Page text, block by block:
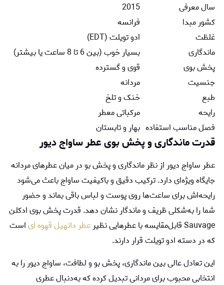
سال معرفی
2015
کشور مبدا
فرانسه
غلظت
ادو تویلت (EDT)
ماندگاری
بسیار خوب (بین 6 تا 8 ساعت یا بیشتر)
پخش بوی
قوی و گسترده
جنسیت
مردانه
طبع
خنک و تلخ
رایحه
مرکباتی معطر
فصل مناسب استفاده بهار و تابستان
قدرت ماندگاری و پخش بوی عطر ساواج ديور
عطر ساواج دیور از نظر ماندگاری و پخش بو در میان عطرهای مردانه
جایگاه ویژه‌ای دارد. ترکیب دقیق و باکیفیت ساواج باعث می‌شود
رایحه‌اش برای ساعت‌ها روی پوست و لباس باقی بماند و حضور
شما را به‌شکلی ظریف و ماندگار نشان دهد. قدرت پخش بوی ادکلن
Sauvage قابل‌مقایسه با عطرهایی نظیر
عطر دانهیل قهوه ایاست
که در دسته ادو تویلت قرار دارند.
این تعادل عالی بین ماندگاری، پخش بو و لطافت، ساواج دیور را به
انتخابی محبوب برای مردانی تبدیل کرده که به‌دنبال عطری